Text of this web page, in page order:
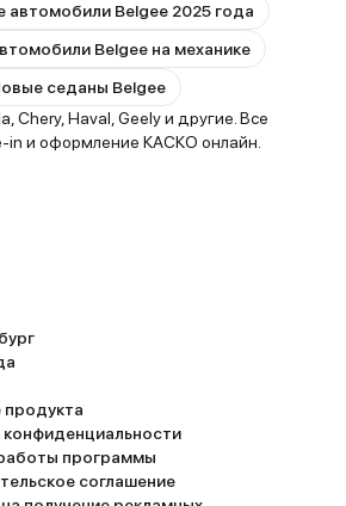
автомобили Belgee 2025 года
Belgee на механике
седаны Belgee
Haval, Geely и другие. Все
in и оформление КАСКО онлайн.
продукта
конфиденциальности
программы
соглашение